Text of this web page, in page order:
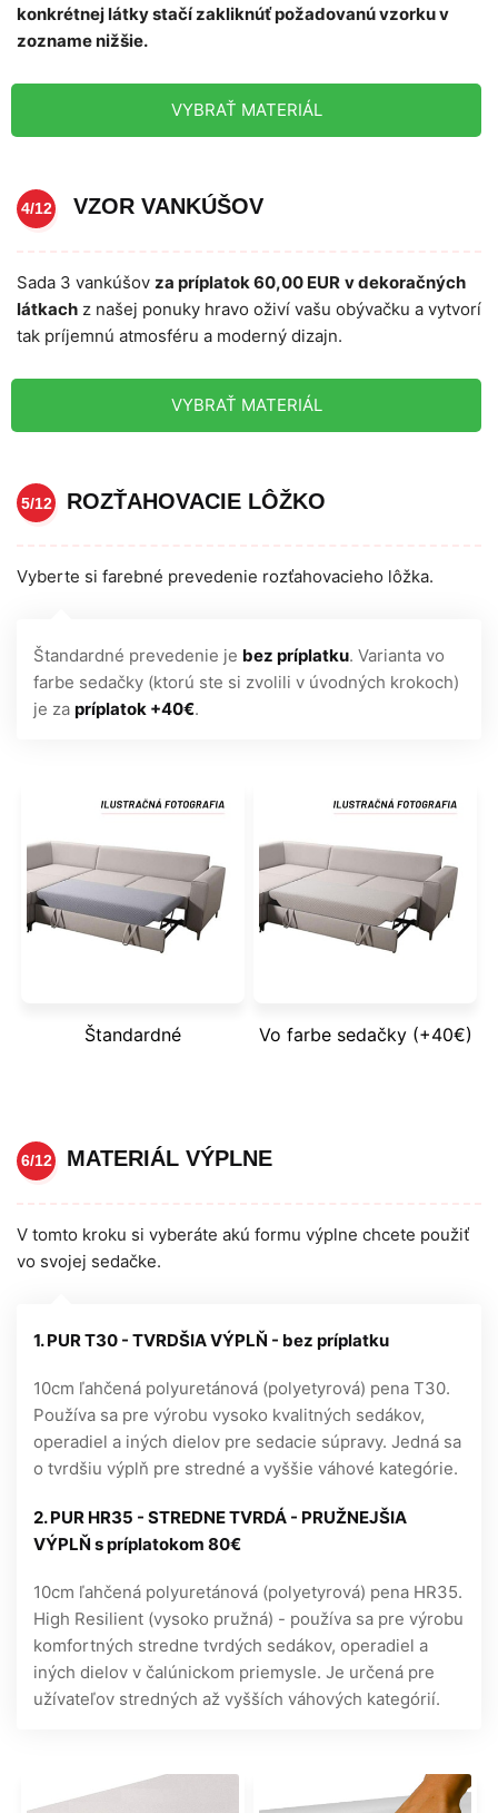
konkrétnej látky stačí zakliknúť požadovanú vzorku v
zozname nižšie.
VYBRAŤ MATERIÁL
4/12 VZOR VANKÚŠOV
Sada 3 vankúšov za príplatok 60,00 EUR v dekoračných
látkach z našej ponuky hravo oživí vašu obývačku a vytvorí
tak príjemnú atmosféru a moderný dizajn.
VYBRAŤ MATERIÁL
5/12 ROZŤAHOVACIE LÔŽKO
Vyberte si farebné prevedenie rozťahovacieho lôžka.
Štandardné prevedenie je bez príplatku. Varianta vo
farbe sedačky (ktorú ste si zvolili v úvodných krokoch)
je za príplatok +40€.
Štandardné Vo farbe sedačky (+40€)
6/12 MATERIÁL VÝPLNE
V tomto kroku si vyberáte akú formu výplne chcete použiť
vo svojej sedačke.
1. PUR T30 - TVRDŠIA VÝPLŇ - bez príplatku
10cm ľahčená polyuretánová (polyetyrová) pena T30.
Používa sa pre výrobu vysoko kvalitných sedákov,
operadiel a iných dielov pre sedacie súpravy. Jedná sa
o tvrdšiu výplň pre stredné a vyššie váhové kategórie.
2. PUR HR35 - STREDNE TVRDÁ - PRUŽNEJŠIA
VÝPLŇ s príplatokom 80€
10cm ľahčená polyuretánová (polyetyrová) pena HR35.
High Resilient (vysoko pružná) - používa sa pre výrobu
komfortných stredne tvrdých sedákov, operadiel a
iných dielov v čalúnickom priemysle. Je určená pre
užívateľov stredných až vyšších váhových kategórií.